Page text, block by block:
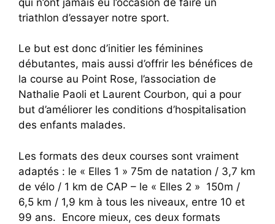
triathlon d’essayer notre sport.
Le but est donc d’initier les féminines
débutantes, mais aussi d’offrir les bénéfices de
la course au Point Rose, l’association de
Nathalie Paoli et Laurent Courbon, qui a pour
but d’améliorer les conditions d’hospitalisation
des enfants malades.
Les formats des deux courses sont vraiment
adaptés : le « Elles 1 » 75m de natation / 3,7 km
de vélo / 1 km de CAP – le « Elles 2 » 150m /
6,5 km / 1,9 km à tous les niveaux, entre 10 et
99 ans. Encore mieux, ces deux formats